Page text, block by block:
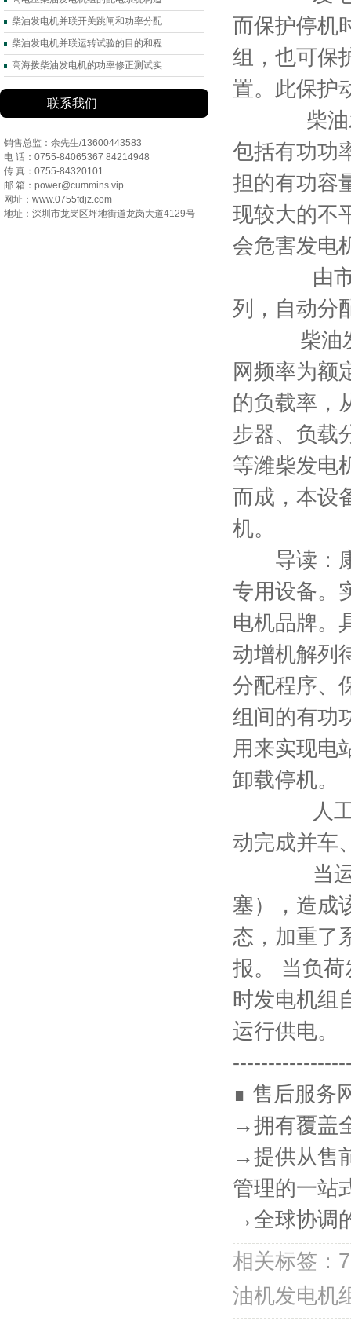
柴油发电机并联开关跳闸和功率分配
柴油发电机并联运转试验的目的和程
高海拨柴油发电机的功率修正测试实
联系我们
销售总监：余先生/13600443583
电 话：0755-84065367 84214948
传 真：0755-84320101
邮 箱：power@cummins.vip
网址：www.0755fdjz.com
地址：深圳市龙岗区坪地街道龙岗大道4129号
而保护停机
组，也可保
置。此保护
柴油发电
包括有功功
担的有功容
现较大的不
会危害发电
由市电的
列，自动分
柴油发电
网频率为额
的负载率，
步器、负载
等潍柴发电
而成，本设
机。
导读：康
专用设备。
电机品牌。
动增机解列
分配程序、
组间的有功
用来实现电
卸载停机。
人工操作
动完成并车
当运行中
塞），造成
态，加重了
报。 当负
时发电机组
运行供电。
∎ 售后服务
→拥有覆盖
→提供从售
管理的一站
→全球协调
相关标签：
油机发电机